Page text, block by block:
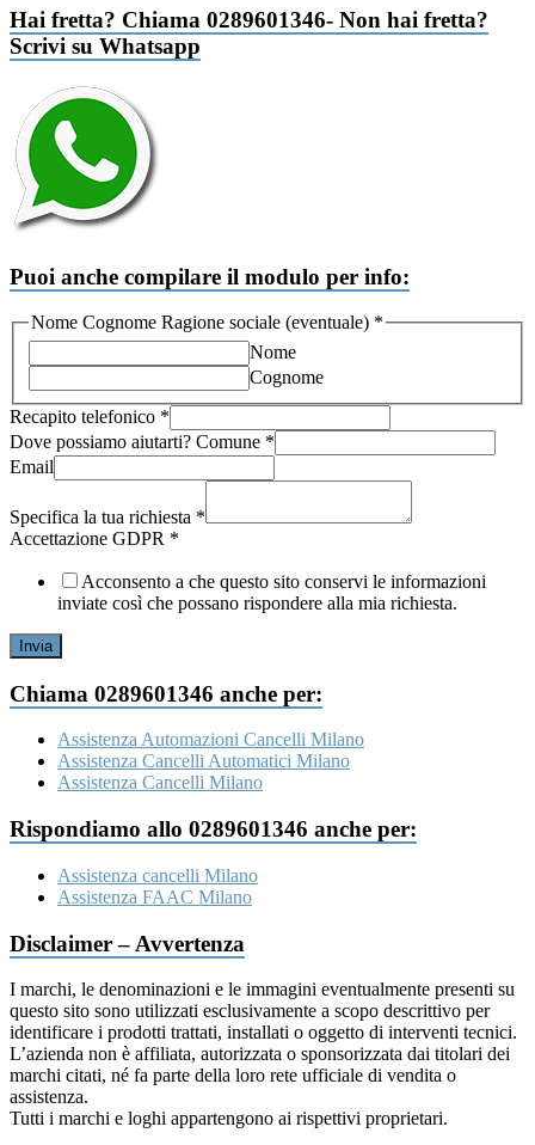
Hai fretta? Chiama 0289601346- Non hai fretta?
Scrivi su Whatsapp
Puoi anche compilare il modulo per info:
Nome Cognome Ragione sociale (eventuale) *
Nome
Cognome
Recapito telefonico *
Ragione
Accettazione
telefonico
Dove possiamo aiutarti? Comune *
Email
Specifica la tua richiesta *
Accettazione GDPR *
Acconsento a che questo sito conservi le informazioni
inviate così che possano rispondere alla mia richiesta.
Invia
Chiama 0289601346 anche per:
Assistenza Automazioni Cancelli Milano
Assistenza Cancelli Automatici Milano
Assistenza Cancelli Milano
Rispondiamo allo 0289601346 anche per:
Assistenza cancelli Milano
Assistenza FAAC Milano
Disclaimer – Avvertenza
I marchi, le denominazioni e le immagini eventualmente presenti su
questo sito sono utilizzati esclusivamente a scopo descrittivo per
identificare i prodotti trattati, installati o oggetto di interventi tecnici.
L’azienda non è affiliata, autorizzata o sponsorizzata dai titolari dei
marchi citati, né fa parte della loro rete ufficiale di vendita o
assistenza.
Tutti i marchi e loghi appartengono ai rispettivi proprietari.